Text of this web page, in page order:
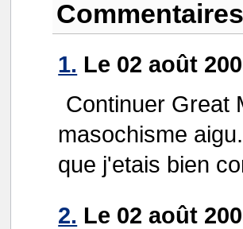
Commentaires
1. Le 02 août
Continuer Great
masochisme
que j'etais bien
2. Le 02 août